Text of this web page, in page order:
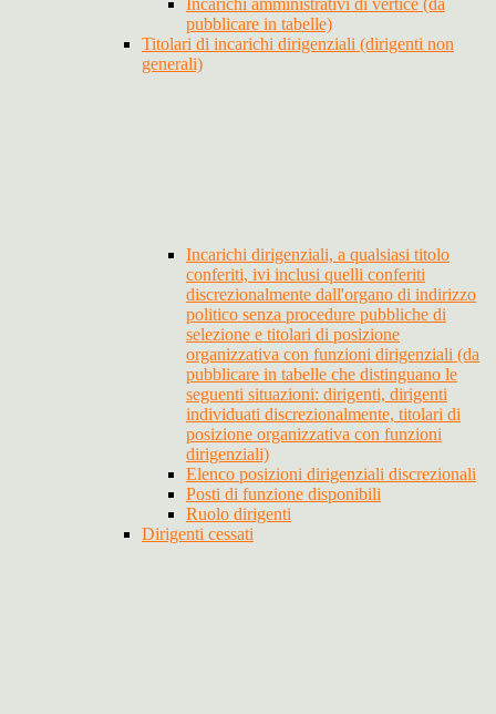
Incarichi amministrativi di vertice (da
pubblicare in tabelle)
Titolari di incarichi dirigenziali (dirigenti non
generali)
Incarichi dirigenziali, a qualsiasi titolo
conferiti, ivi inclusi quelli conferiti
discrezionalmente dall'organo di indirizzo
politico senza procedure pubbliche di
selezione e titolari di posizione
organizzativa con funzioni dirigenziali (da
pubblicare in tabelle che distinguano le
seguenti situazioni: dirigenti, dirigenti
individuati discrezionalmente, titolari di
posizione organizzativa con funzioni
dirigenziali)
Elenco posizioni dirigenziali discrezionali
Posti di funzione disponibili
Ruolo dirigenti
Dirigenti cessati